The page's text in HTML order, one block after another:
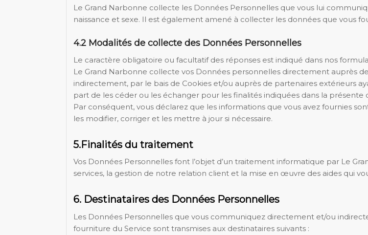
Le Grand Narbonne collecte les Données Personnelles que vous lui
naissance et sexe. Il est également amené à collecter les données que vous
4.2 Modalités de collecte des Données Personnelles
Le caractère obligatoire ou facultatif des réponses est indiqué dans nos
Le Grand Narbonne collecte vos Données personnelles directement auprès
indirectement, par le bais de Cookies et/ou auprès de partenaires extérieurs
part de les céder ou les échanger pour les finalités indiquées dans la présente
Par conséquent, vous déclarez que les informations que vous avez fournies
les modifier, corriger et les mettre à jour si nécessaire.
5.Finalités du traitement
Vos Données Personnelles font l’objet d’un traitement informatique par Le
services, la gestion de notre relation client et la mise en œuvre des aides qui
6. Destinataires des Données Personnelles
Les Données Personnelles que vous communiquez directement et/ou
fourniture du Service sont transmises aux destinataires suivants :